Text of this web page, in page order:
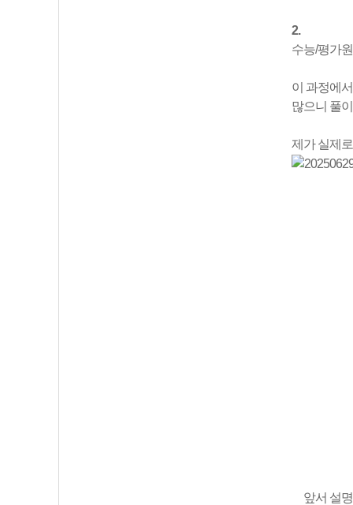
2.
수능/평가
이 과정에
많으니 풀
제가 실제
앞서 설